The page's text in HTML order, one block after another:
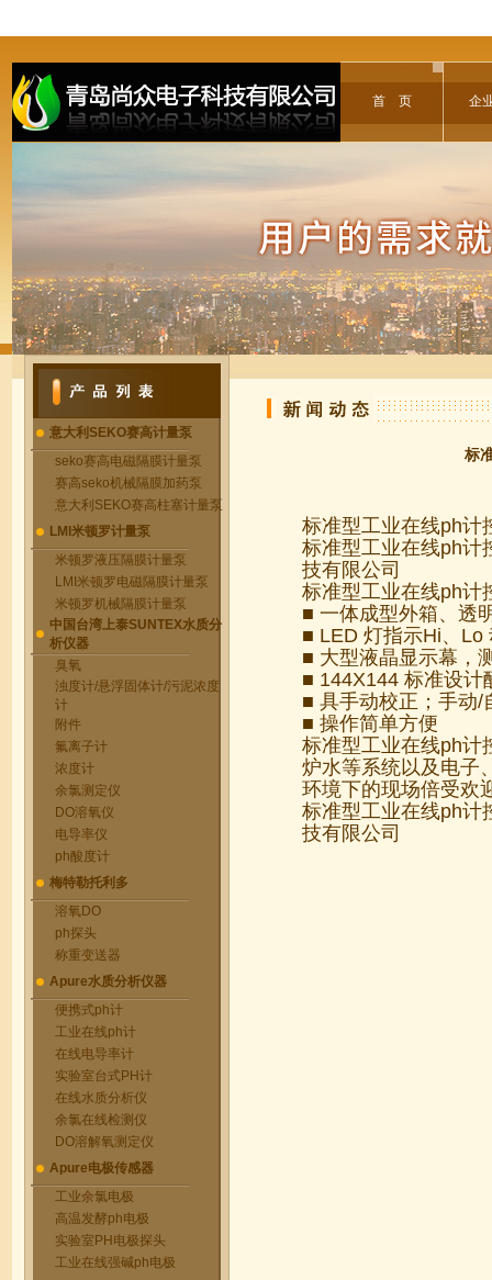
首 页 企
意大利SEKO赛高计量泵
seko赛高电磁隔膜计量泵
赛高seko机械隔膜加药泵
意大利SEKO赛高柱塞计量泵
LMI米顿罗计量泵
米顿罗液压隔膜计量泵
LMI米顿罗电磁隔膜计量泵
米顿罗机械隔膜计量泵
中国台湾上泰SUNTEX水质分
析仪器
臭氧
浊度计/悬浮固体计/污泥浓度
计
附件
氟离子计
浓度计
余氯测定仪
DO溶氧仪
电导率仪
ph酸度计
梅特勒托利多
溶氧DO
ph探头
称重变送器
Apure水质分析仪器
便携式ph计
工业在线ph计
在线电导率计
实验室台式PH计
在线水质分析仪
余氯在线检测仪
DO溶解氧测定仪
Apure电极传感器
工业余氯电极
高温发酵ph电极
实验室PH电极探头
工业在线强碱ph电极
标
标准型工业在线ph计
标准型工业在线ph计
技有限公司
标准型工业在线ph计
■ 一体成型外箱、透
■ LED 灯指示Hi、Lo
■ 大型液晶显示幕，
■ 144X144 标准设计
■ 具手动校正；手动/
■ 操作简单方便
标准型工业在线ph计
炉水等系统以及电子
环境下的现场倍受欢
标准型工业在线ph计
技有限公司